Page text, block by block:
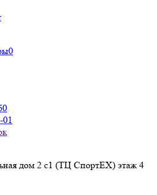
0
дом 2 с1 (ТЦ СпортEX) этаж 4